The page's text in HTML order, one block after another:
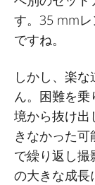
す。35 mm
ですね。
しかし、楽
ん。困難を
境から抜け出
きなかった
で繰り返し撮
の大きな成長